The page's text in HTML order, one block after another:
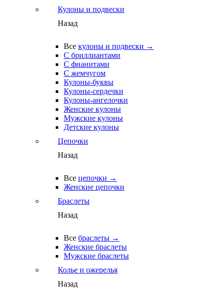
Кулоны и подвески
Назад
Все кулоны и подвески →
С бриллиантами
С фианитами
С жемчугом
Кулоны-буквы
Кулоны-сердечки
Кулоны-ангелочки
Женские кулоны
Мужские кулоны
Детские кулоны
Цепочки
Назад
Все цепочки →
Женские цепочки
Браслеты
Назад
Все браслеты →
Женские браслеты
Мужские браслеты
Колье и ожерелья
Назад